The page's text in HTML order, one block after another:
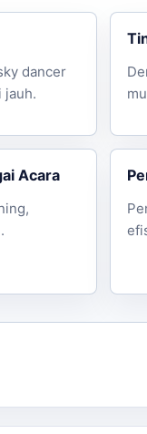
dancer
jauh.
Acara